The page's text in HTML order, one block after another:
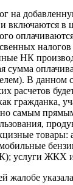
на
в
НК
сумма
В данном
расчетов
гражданка,
самым
товары:
услуги ЖКХ
жалобе